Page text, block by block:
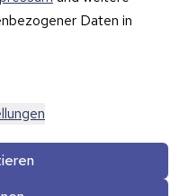
Daten in
chale 5,95